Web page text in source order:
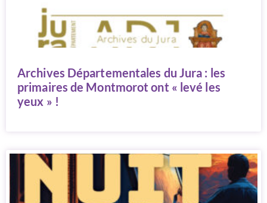
Archives Départementales du Jura : les
primaires de Montmorot ont « levé les
yeux » !